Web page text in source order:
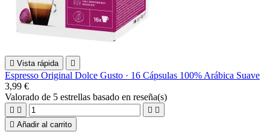
 Vista rápida 
Espresso Original Dolce Gusto · 16 Cápsulas 100% Arábica Suave
3,99 €
Valorado de 5 estrellas basado en reseña(s)
   
 Añadir al carrito